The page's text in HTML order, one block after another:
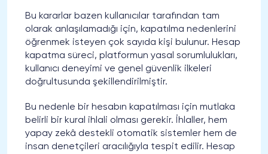
Bu kararlar bazen kullanıcılar tarafından tam
olarak anlaşılamadığı için, kapatılma nedenlerini
öğrenmek isteyen çok sayıda kişi bulunur. Hesap
kapatma süreci, platformun yasal sorumlulukları,
kullanıcı deneyimi ve genel güvenlik ilkeleri
doğrultusunda şekillendirilmiştir.
Bu nedenle bir hesabın kapatılması için mutlaka
belirli bir kural ihlali olması gerekir. İhlaller, hem
yapay zekâ destekli otomatik sistemler hem de
insan denetçileri aracılığıyla tespit edilir. Hesap